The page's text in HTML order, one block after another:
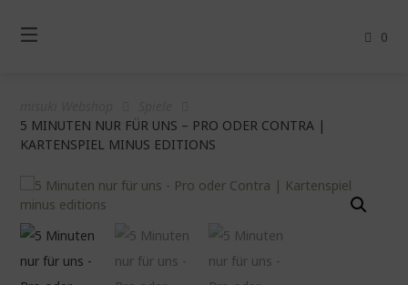
zum
Inhalt
0
5 MINUTEN NUR FÜR UNS – PRO ODER CONTRA |
KARTENSPIEL MINUS EDITIONS